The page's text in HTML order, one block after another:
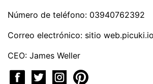
Número de teléfono: 03940762392
Correo electrónico: sitio
CEO: James Weller